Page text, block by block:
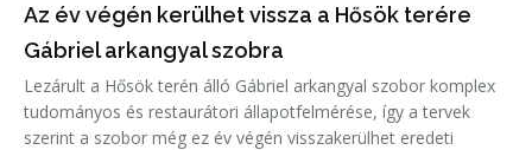
Az év végén kerülhet vissza a Hősök terére
Gábriel arkangyal szobra
Lezárult a Hősök terén álló Gábriel arkangyal szobor komplex
tudományos és restaurátori állapotfelmérése, így a tervek
szerint a szobor még ez év végén visszakerülhet eredeti